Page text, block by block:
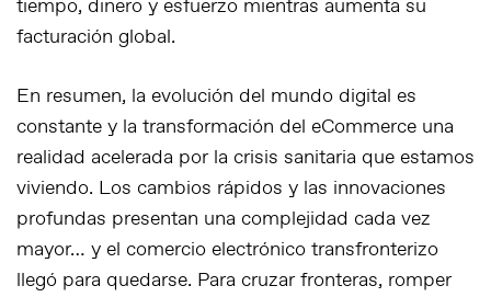
tiempo, dinero y esfuerzo mientras aumenta su
facturación global.
En resumen, la evolución del mundo digital es
constante y la transformación del eCommerce una
realidad acelerada por la crisis sanitaria que estamos
viviendo. Los cambios rápidos y las innovaciones
profundas presentan una complejidad cada vez
mayor… y el comercio electrónico transfronterizo
llegó para quedarse. Para cruzar fronteras, romper